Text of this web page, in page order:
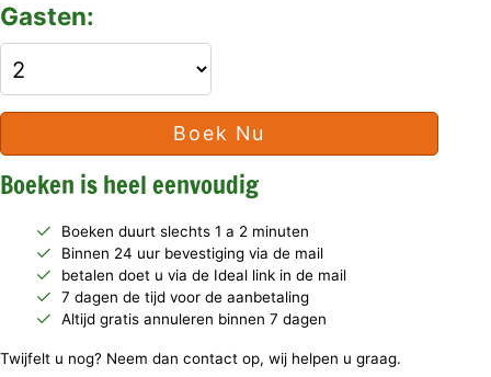
Gasten:
Boek Nu
Boeken is heel eenvoudig
Boeken duurt slechts 1 a 2 minuten
Binnen 24 uur bevestiging via de mail
betalen doet u via de Ideal link in de mail
7 dagen de tijd voor de aanbetaling
Altijd gratis annuleren binnen 7 dagen
Twijfelt u nog? Neem dan contact op, wij helpen u graag.